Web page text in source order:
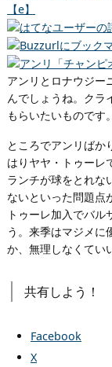
【e】
アンリとロナウジー
んでしょうね。クラ
もらいたいものです。
ところでアンリばか
はりヤヤ・トゥーレ
ランチが球をとれな
ないといった問題点
トゥーレ加入でバ
う。来季はマジメに
か、無理しなくてい
共有しよう！
Facebook
X